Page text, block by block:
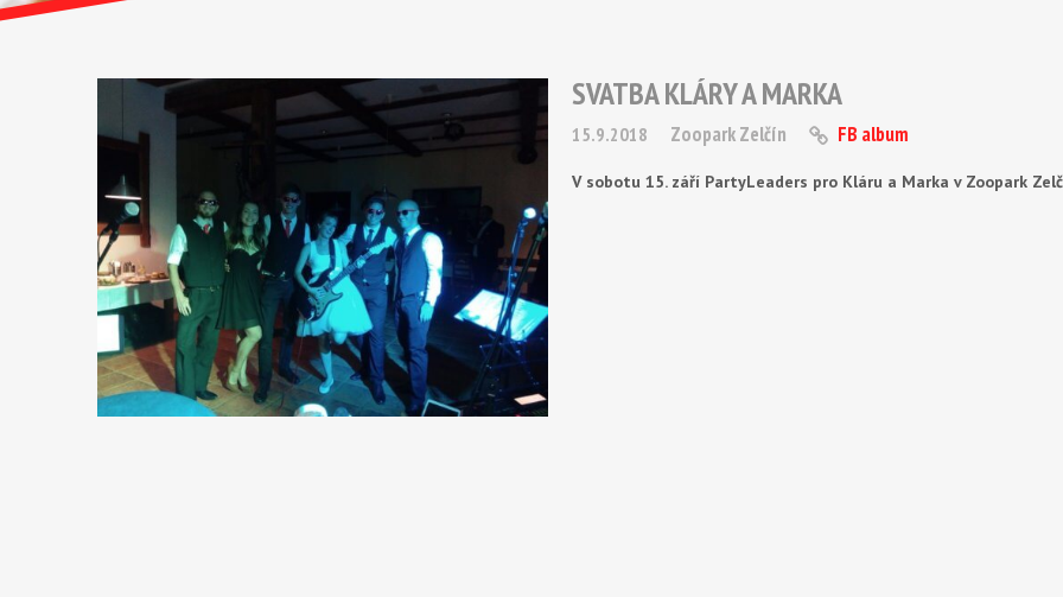
SVATBA KLÁRY A MARKA
15.9.2018 Zoopark Zelčín FB album
V sobotu 15. září PartyLeaders pro Kláru a Marka v Zoopark